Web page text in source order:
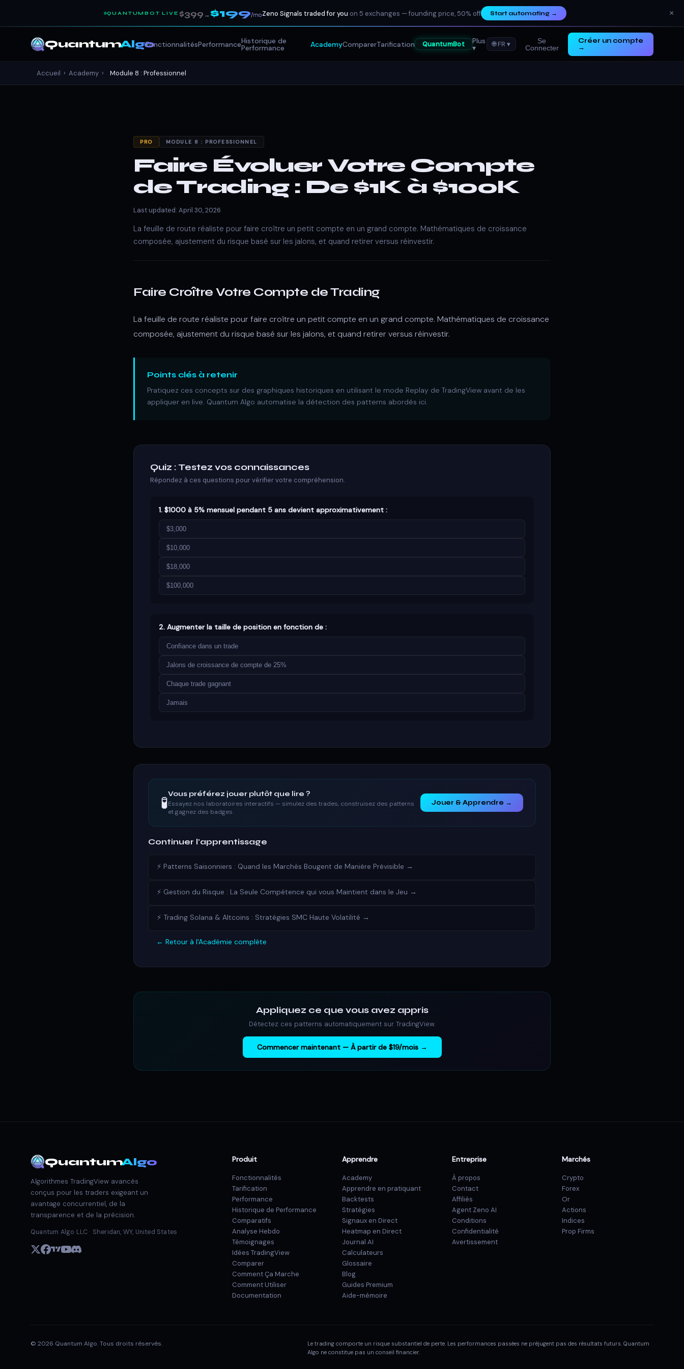
QUANTUMBOT LIVE $399→$199/moZeno Signals traded for you on 5 exchanges — founding price, 50% off Start automating→ ×
QuantumAlgoFonctionnalitésPerformanceHistorique de
Performance AcademyComparerTarification QuantumBot Plus
▾ 🌐 FR ▾
Se
Connecter
Créer un compte
→
Accueil › Academy › Module 8 : Professionnel
PRO MODULE 8 : PROFESSIONNEL
Faire Évoluer Votre Compte
de Trading : De $1K à $100K
Last updated: April 30, 2026
La feuille de route réaliste pour faire croître un petit compte en un grand compte. Mathématiques de croissance
composée, ajustement du risque basé sur les jalons, et quand retirer versus réinvestir.
Faire Croître Votre Compte de Trading
La feuille de route réaliste pour faire croître un petit compte en un grand compte. Mathématiques de croissance
composée, ajustement du risque basé sur les jalons, et quand retirer versus réinvestir.
Points clés à retenir
Pratiquez ces concepts sur des graphiques historiques en utilisant le mode Replay de TradingView avant de les
appliquer en live. Quantum Algo automatise la détection des patterns abordés ici.
Quiz : Testez vos connaissances
Répondez à ces questions pour vérifier votre compréhension.
1. $1000 à 5% mensuel pendant 5 ans devient approximativement :
$3,000
$10,000
$18,000
$100,000
2. Augmenter la taille de position en fonction de :
Confiance dans un trade
Jalons de croissance de compte de 25%
Chaque trade gagnant
Jamais
🧪Vous préférez jouer plutôt que lire ?
Essayez nos laboratoires interactifs — simulez des trades, construisez des patterns
et gagnez des badges.
Jouer & Apprendre →
Continuer l'apprentissage
⚡ Patterns Saisonniers : Quand les Marchés Bougent de Manière Prévisible →
⚡ Gestion du Risque : La Seule Compétence qui vous Maintient dans le Jeu →
⚡ Trading Solana & Altcoins : Stratégies SMC Haute Volatilité →
← Retour à l'Académie complète
Appliquez ce que vous avez appris
Détectez ces patterns automatiquement sur TradingView.
Commencer maintenant — À partir de $19/mois →
QuantumAlgo
Algorithmes TradingView avancés
conçus pour les traders exigeant un
avantage concurrentiel, de la
transparence et de la précision.
Quantum Algo LLC · Sheridan, WY, United States
Produit
Fonctionnalités
Tarification
Performance
Historique de Performance
Comparatifs
Analyse Hebdo
Témoignages
Idées TradingView
Comparer
Comment Ça Marche
Comment Utiliser
Documentation
Apprendre
Academy
Apprendre en pratiquant
Backtests
Stratégies
Signaux en Direct
Heatmap en Direct
Journal AI
Calculateurs
Glossaire
Blog
Guides Premium
Aide-mémoire
Entreprise
À propos
Contact
Affiliés
Agent Zeno AI
Conditions
Confidentialité
Avertissement
Marchés
Crypto
Forex
Or
Actions
Indices
Prop Firms
© 2026 Quantum Algo. Tous droits réservés.
Le trading comporte un risque substantiel de perte. Les performances passées ne préjugent pas des résultats futurs. Quantum
Algo ne constitue pas un conseil financier.